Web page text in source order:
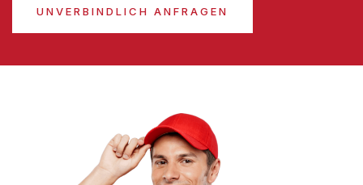
UNVERBINDLICH ANFRAGEN